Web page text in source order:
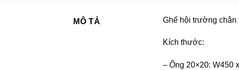
MÔ TẢ Ghế hội trường chân
Kích thước:
– Ống 20×20: W450